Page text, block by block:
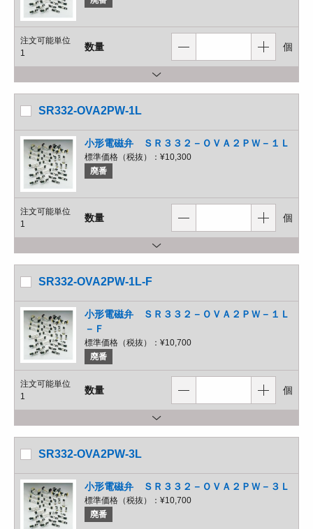
注文可能単位
1
数量 個
SR332-OVA2PW-1L
小形電磁弁 ＳＲ３３２－ＯＶＡ２ＰＷ－１Ｌ
標準価格（税抜）： ¥10,300
廃番
注文可能単位
1
数量 個
SR332-OVA2PW-1L-F
小形電磁弁 ＳＲ３３２－ＯＶＡ２ＰＷ－１Ｌ
－Ｆ
標準価格（税抜）： ¥10,700
廃番
注文可能単位
1
数量 個
SR332-OVA2PW-3L
小形電磁弁 ＳＲ３３２－ＯＶＡ２ＰＷ－３Ｌ
標準価格（税抜）： ¥10,700
廃番